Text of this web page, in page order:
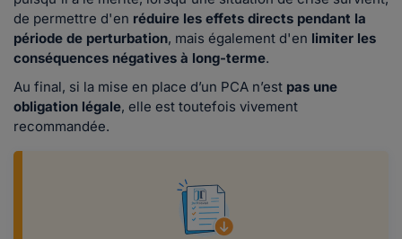
de permettre d'en réduire les effets directs pendant la
période de perturbation, mais également d'en limiter les
conséquences négatives à long-terme.
Au final, si la mise en place d’un PCA n’est pas une
obligation légale, elle est toutefois vivement
recommandée.